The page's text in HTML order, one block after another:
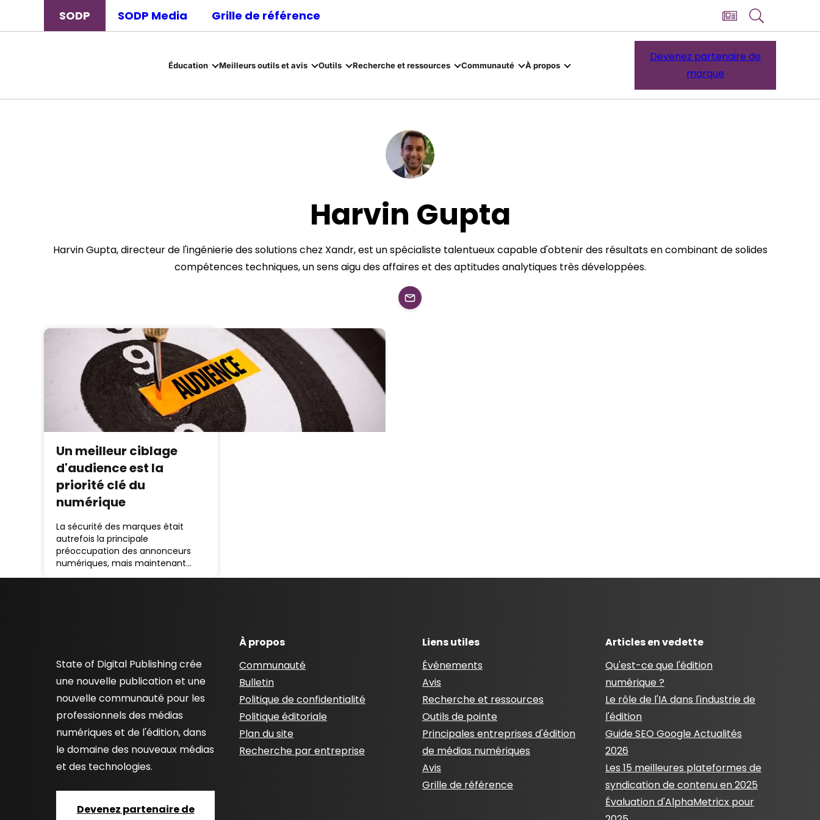
SODP SODP Media Grille de référence
Éducation Meilleurs outils et avis Outils Recherche et ressources Communauté À propos
Devenez partenaire de
marque
Harvin Gupta
Harvin Gupta, directeur de l'ingénierie des solutions chez Xandr, est un spécialiste talentueux capable d'obtenir des résultats en combinant de solides
compétences techniques, un sens aigu des affaires et des aptitudes analytiques très développées.
Un meilleur ciblage
d'audience est la
priorité clé du
numérique
La sécurité des marques était
autrefois la principale
préoccupation des annonceurs
numériques, mais maintenant…
State of Digital Publishing crée
une nouvelle publication et une
nouvelle communauté pour les
professionnels des médias
numériques et de l'édition, dans
le domaine des nouveaux médias
et des technologies.
Devenez partenaire de
À propos
Communauté
Bulletin
Politique de confidentialité
Politique éditoriale
Plan du site
Recherche par entreprise
Liens utiles
Événements
Avis
Recherche et ressources
Outils de pointe
Principales entreprises d'édition
de médias numériques
Avis
Grille de référence
Articles en vedette
Qu'est-ce que l'édition
numérique ?
Le rôle de l'IA dans l'industrie de
l'édition
Guide SEO Google Actualités
2026
Les 15 meilleures plateformes de
syndication de contenu en 2025
Évaluation d'AlphaMetricx pour